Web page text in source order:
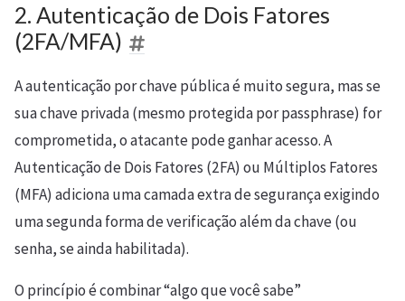
2. Autenticação de Dois Fatores
(2FA/MFA)
A autenticação por chave pública é muito segura, mas se
sua chave privada (mesmo protegida por passphrase) for
comprometida, o atacante pode ganhar acesso. A
Autenticação de Dois Fatores (2FA) ou Múltiplos Fatores
(MFA) adiciona uma camada extra de segurança exigindo
uma segunda forma de verificação além da chave (ou
senha, se ainda habilitada).
O princípio é combinar “algo que você sabe”